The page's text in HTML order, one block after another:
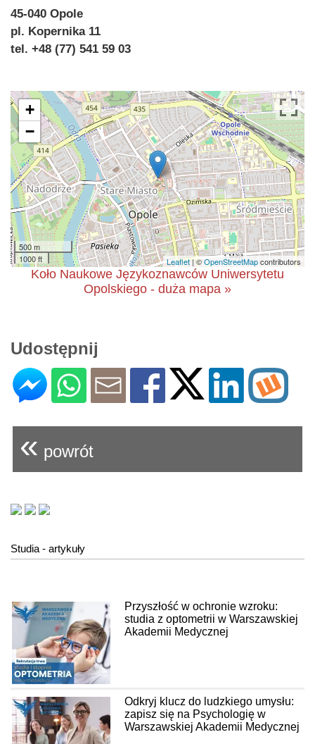
45-040 Opole
pl. Kopernika 11
tel. +48 (77) 541 59 03
+
−
500 m
1000 ft
Leaflet| ©OpenStreetMapcontributors
Koło Naukowe Językoznawców Uniwersytetu
Opolskiego - duża mapa »
Udostępnij
« powrót
Studia - artykuły
Przyszłość w ochronie wzroku:
studia z optometrii w Warszawskiej
Akademii Medycznej
Odkryj klucz do ludzkiego umysłu:
zapisz się na Psychologię w
Warszawskiej Akademii Medycznej